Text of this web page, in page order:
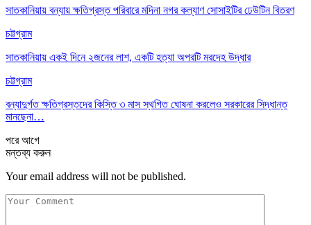
সাতকানিয়ায় বন্যায় ক্ষতিগ্রস্ত পরিবারে মদিনা নগর কল্যাণ সোসাইটির ঢেউটিন বিতরণ
চট্টগ্রাম
সাতকানিয়ায় একই দিনে ২জনের লাশ, একটি হত্যা অপরটি মরদেহ উদ্ধার
চট্টগ্রাম
বন্যাদুর্গত ক্ষতিগ্রস্তদের কিস্তি ৩ মাস স্থগিত ঘোষনা করলেও সরকারের সিদ্ধান্ত
মানছেনা…
পরেআগে
মন্তব্য করুন
Your email address will not be published.